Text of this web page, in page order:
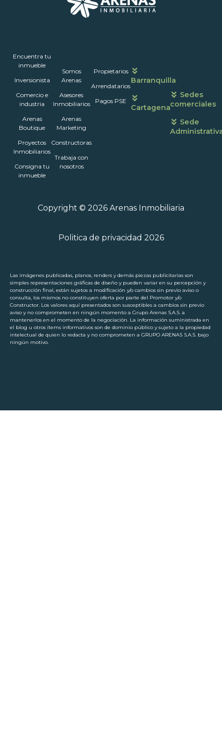
Encuentra tu
inmueble
Inversionista
Comercio e
industria
Arenas
Boutique
Proyectos
Inmobiliarios
Consigna tu
inmueble
Somos
Arenas
Asesores
Inmobiliarios
Arenas
Marketing
Constructoras
Trabaja con
nosotros
Propietarios
Arrendatarios
Pagos PSE
Barranquilla
Cartagena
atención
Sedes
comerciales
Sede
Copyright © 2026 Arenas Inmobiliaria
Politica de privacidad 2026
Las imágenes publicadas, planos, renders y demás piezas publicitarias son
simples representaciones gráficas de diseño y pueden variar en su percepción y
construcción final, están sujetos a modificación y/o cambios sin previo aviso o
consulta, los mismos no constituyen oferta por parte del Promotor y/o
Constructor. Los valores aquí presentados son susceptibles a cambios sin previo
aviso y no comprometen en ningún momento a Grupo Arenas S.A.S. a
mantenerlos en el momento de la negociación. La información suministrada en
el blog u otros ítems informativos son de dominio público y sujeto a la propiedad
intelectual de quien lo redacta y no comprometen a GRUPO ARENAS S.A.S. bajo
ningún motivo.